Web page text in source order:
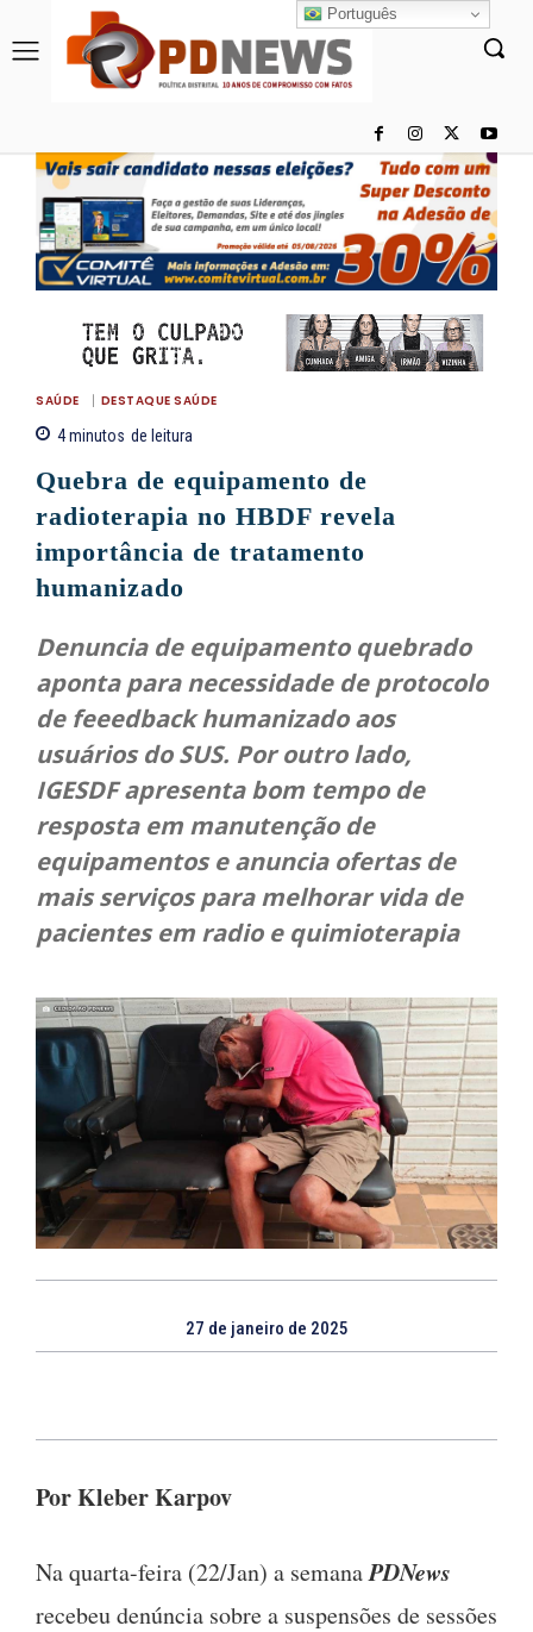
SAÚDE DESTAQUE SAÚDE
4minutos de leitura
Quebra de equipamento de
radioterapia no HBDF revela
importância de tratamento
humanizado
Denuncia de equipamento quebrado
aponta para necessidade de protocolo
de feeedback humanizado aos
usuários do SUS. Por outro lado,
IGESDF apresenta bom tempo de
resposta em manutenção de
equipamentos e anuncia ofertas de
mais serviços para melhorar vida de
pacientes em radio e quimioterapia
27 de janeiro de 2025
Por Kleber Karpov
Na quarta-feira (22/Jan) a semanaPDNews
recebeu denúncia sobre a suspensões de sessões
Português